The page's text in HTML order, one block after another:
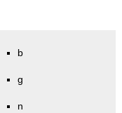
b
g
n